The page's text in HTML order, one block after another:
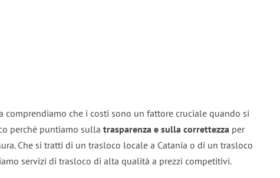
comprendiamo che i costi sono un fattore cruciale quando si
perché puntiamo sulla trasparenza e sulla correttezza per
Che si tratti di un trasloco locale a Catania o di un trasloco
servizi di trasloco di alta qualità a prezzi competitivi.